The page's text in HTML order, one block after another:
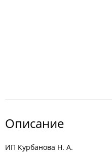
Описание
ИП Курбанова Н. А.